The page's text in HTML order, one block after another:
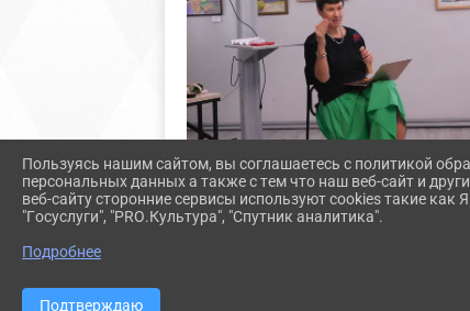
Пользуясь нашим сайтом, вы соглашаетесь с политикой
персональных данных а также с тем что наш веб-сайт и
веб-сайту сторонние сервисы используют cookies такие как
"Госуслуги", "PRO.Культура", "Спутник аналитика".
Подробнее
Подтверждаю